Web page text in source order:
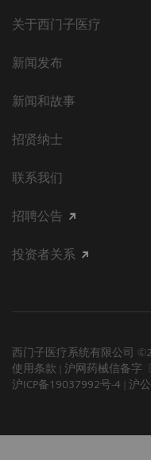
关于西门子医疗
新闻发布
新闻和故事
招贤纳士
联系我们
招聘公告
投资者关系
西门子医疗系统有限公司
使用条款
沪网药械信备字
沪ICP备19037992号-4
沪